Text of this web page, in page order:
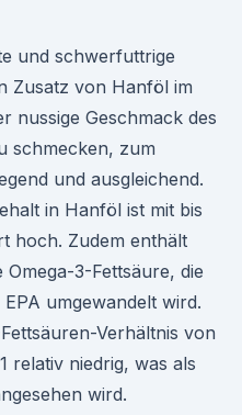
und schwerfuttrige
Zusatz von Hanföl im
nussige Geschmack des
schmecken, zum
und ausgleichend.
in Hanföl ist mit bis
hoch. Zudem enthält
3-Fettsäure, die
umgewandelt wird.
Verhältnis von
relativ niedrig, was als
wird.